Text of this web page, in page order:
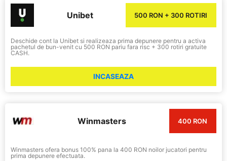
Unibet 500 RON + 300 ROTIRI
Deschide cont la Unibet si realizeaza prima depunere pentru a activa
pachetul de bun-venit cu 500 RON pariu fara risc + 300 rotiri gratuite
CASH.
INCASEAZA
Winmasters 400 RON
Winmasters ofera bonus 100% pana la 400 RON noilor jucatori pentru
prima depunere efectuata.